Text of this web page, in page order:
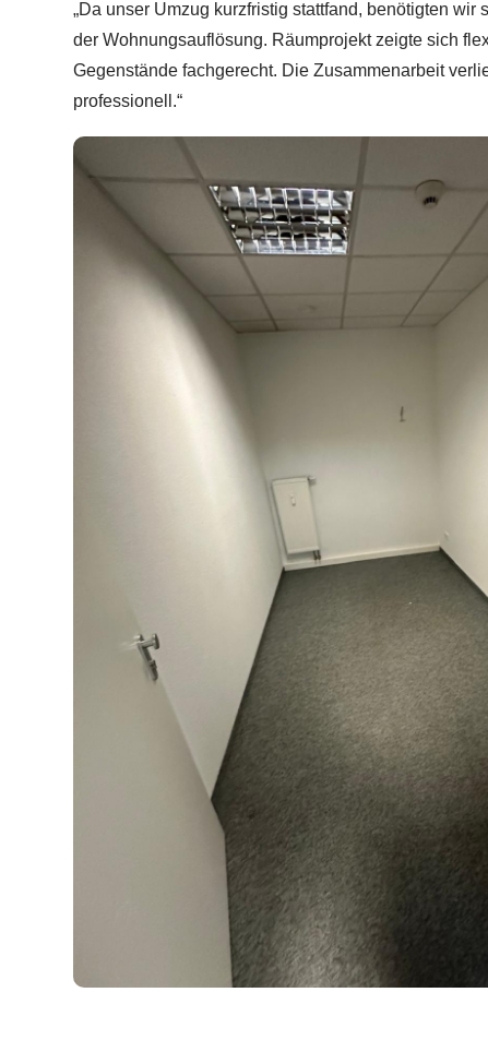
„Da unser Umzug kurzfristig stattfand, benötigten wir
der Wohnungsauflösung. Räumprojekt zeigte sich
Gegenstände fachgerecht. Die Zusammenarbeit
professionell.“